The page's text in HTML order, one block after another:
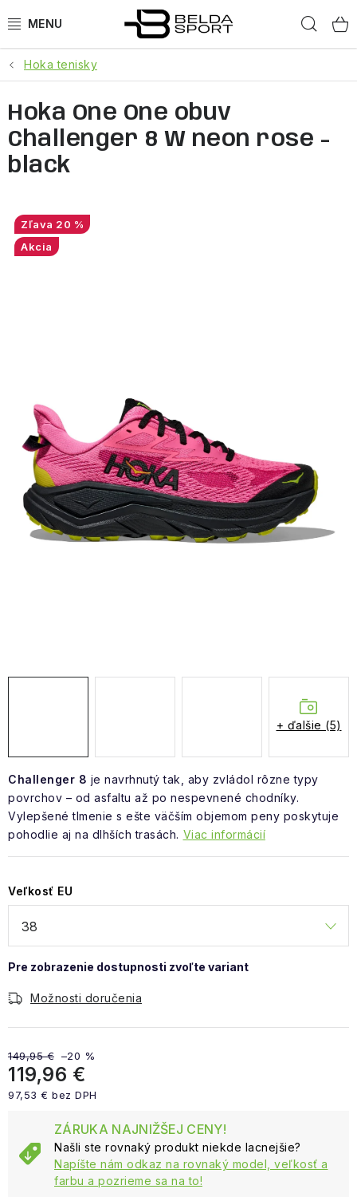
na
ŠPORTY
BEH
OBLEČENIE
ZNAČKY
Vrátenie a výmena Doprava a platba
Blog
Moja objednávka
Hoka tenisky
Challenger 8 je navrhnutý tak, aby zvládol rôzne typy
povrchov – od asfaltu až po nespevnené chodníky.
Vylepšené tlmenie s ešte väčším objemom peny poskytuje
pohodlie aj na dlhších trasách. Viac informácií
Veľkosť EU
Možnosti doručenia
149,95 € –20 %
119,96 €
97,53 € bez DPH
ZÁRUKA NAJNIŽŠEJ CENY!
Našli ste rovnaký produkt niekde lacnejšie?
Napíšte nám odkaz na rovnaký model, veľkosť a
farbu a pozrieme sa na to!
Hoka One One obuv
Challenger 8 W neon rose -
black
20 %
Akcia
+ ďalšie (5)